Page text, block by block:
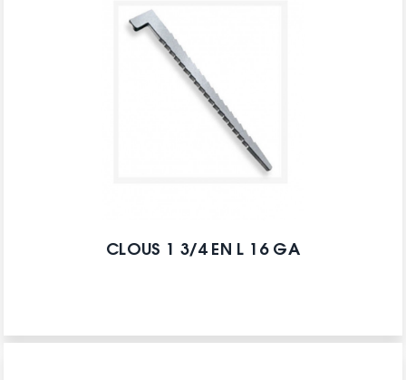
CLOUS 1 3/4 EN L 16 GA